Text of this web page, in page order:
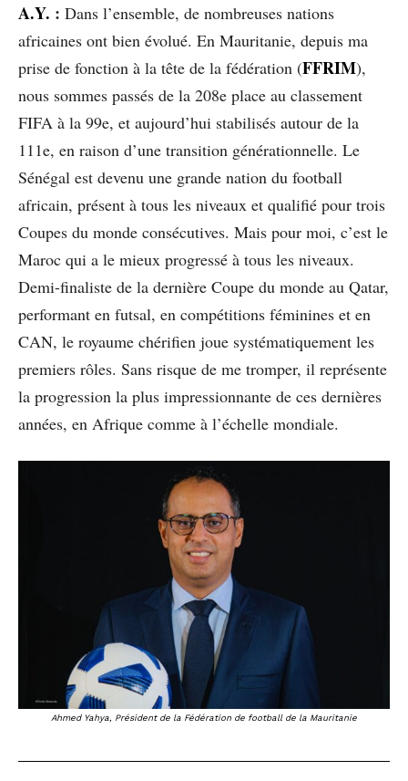
A.Y. : Dans l’ensemble, de nombreuses nations
africaines ont bien évolué. En Mauritanie, depuis ma
prise de fonction à la tête de la fédération (FFRIM),
nous sommes passés de la 208e place au classement
FIFA à la 99e, et aujourd’hui stabilisés autour de la
111e, en raison d’une transition générationnelle. Le
Sénégal est devenu une grande nation du football
africain, présent à tous les niveaux et qualifié pour trois
Coupes du monde consécutives. Mais pour moi, c’est le
Maroc qui a le mieux progressé à tous les niveaux.
Demi-finaliste de la dernière Coupe du monde au Qatar,
performant en futsal, en compétitions féminines et en
CAN, le royaume chérifien joue systématiquement les
premiers rôles. Sans risque de me tromper, il représente
la progression la plus impressionnante de ces dernières
années, en Afrique comme à l’échelle mondiale.
Ahmed Yahya, Président de la Fédération de football de la Mauritanie